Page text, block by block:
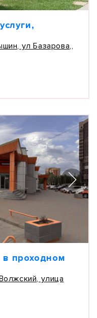
ул Базарова,,
проходном
улица